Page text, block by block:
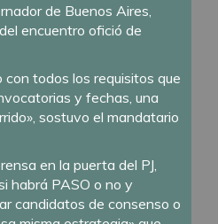
de Buenos Aires,
encuentro ofició de
con todos los requisitos que
y fechas, una
sostuvo el mandatario
en la puerta del PJ,
habrá PASO o no y
candidatos de consenso o